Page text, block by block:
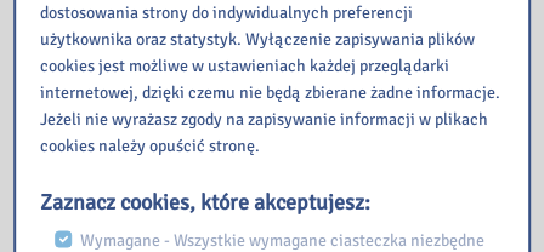
Nauka liczenia / Agnieszka Łubkowska ; narysowała Joanna Kłos. –
Nr inw. K9 : 33521
dostosowania strony do indywidualnych preferencji
użytkownika oraz statystyk. Wyłączenie zapisywania plików
cookies jest możliwe w ustawieniach każdej przeglądarki
internetowej, dzięki czemu nie będą zbierane żadne informacje.
Jeżeli nie wyrażasz zgody na zapisywanie informacji w plikach
cookies należy opuścić stronę.
Zaznacz cookies, które akceptujesz:
Wymagane - Wszystkie wymagane ciasteczka niezbędne